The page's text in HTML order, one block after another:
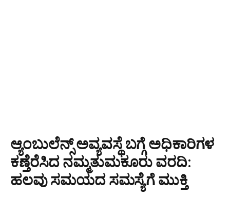
ಆ್ಯಂಬುಲೆನ್ಸ್ ಅವ್ಯವಸ್ಥೆ ಬಗ್ಗೆ ಅಧಿಕಾರಿಗಳ
ಕಣ್ತೆರೆಸಿದ ನಮ್ಮತುಮಕೂರು ವರದಿ:
ಹಲವು ಸಮಯದ ಸಮಸ್ಯೆಗೆ ಮುಕ್ತಿ